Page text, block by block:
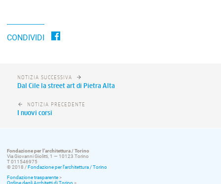
CONDIVIDI
NOTIZIA SUCCESSIVA
Dal Cile la street art di Pietra Alta
NOTIZIA PRECEDENTE
I nuovi corsi
Fondazione per l’architettura / Torino
Via Giovanni Giolitti, 1 — 10123 Torino
T 011546975
© 2018 / Fondazione per l’architettura / Torino
Fondazione trasparente>
Ordine degli Architetti di Torino>